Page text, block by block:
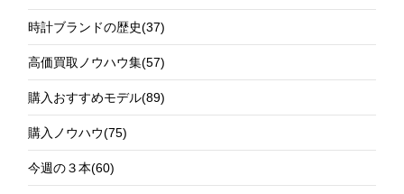
時計ブランドの歴史(37)
高価買取ノウハウ集(57)
購入おすすめモデル(89)
購入ノウハウ(75)
今週の３本(60)